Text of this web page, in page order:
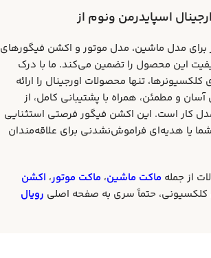
اسپایدرمن ونوم از
برای مدل ماشین، مدل موتور و اکشن فیگورهای
این محصول را تضمین می‌کند. ما با درک
تنها محصولات اورجینال را ارائه
و مطمئن، همراه با پشتیبانی کامل، از
کار است. این اکشن فیگور فرصتی استثنایی
یا هدیه‌ای فراموش‌نشدنی برای علاقه‌مندان
از جمله ماکت ماشین، ماکت موتور، اکشن
کلکسیونی، حتماً سری به صفحه اصلی رویال